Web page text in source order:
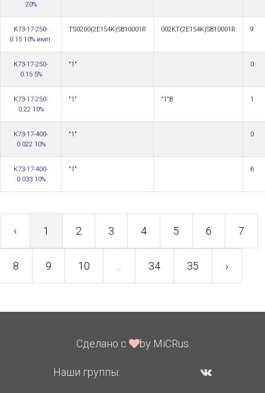
20%
К73-17-250-
0.15 10% имп.
TS0200(2E154K)SB10001R 002KT(2E154K)SB10001R 9
К73-17-250-
0.15 5%
"1" 0
К73-17-250-
0.22 10%
"1" "1"В 1
К73-17-400-
0.022 10%
"1" 0
К73-17-400-
0.033 10%
"1" 6
‹ 1 2 3 4 5 6 7
8 9 10 34 35 ›
Сделано с by MiCRus
Наши группы: